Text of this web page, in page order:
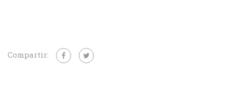
Compartir: